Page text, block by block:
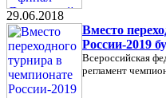
29.06.2018
Вместо
России-2019
Всероссийская
регламент